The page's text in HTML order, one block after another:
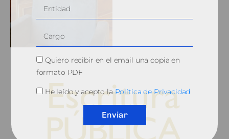
Quiero recibir en el email una copia en
formato PDF
He leído y acepto laPolítica de Privacidad
Enviar